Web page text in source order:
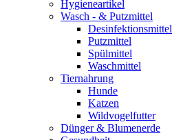
Hygieneartikel
Wasch - & Putzmittel
Desinfektionsmittel
Putzmittel
Spülmittel
Waschmittel
Tiernahrung
Hunde
Katzen
Wildvogelfutter
Dünger & Blumenerde